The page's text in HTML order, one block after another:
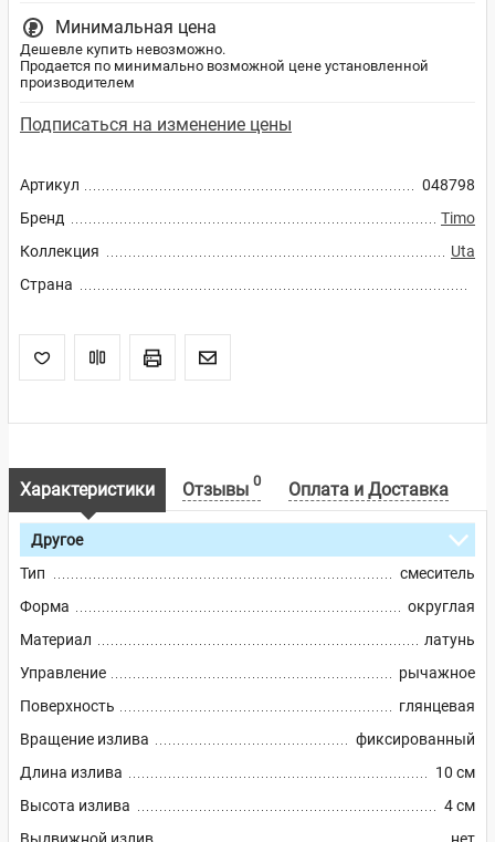
Артикул
048798
Бренд
Timo
Коллекция
Uta
Страна
Минимальная цена
Дешевле купить невозможно.
Продается по минимально возможной цене установленной
производителем
Подписаться на изменение цены
Характеристики Отзывы 0 Оплата и Доставка
Другое
Тип
смеситель
Форма
округлая
Материал
латунь
Управление
рычажное
Поверхность
глянцевая
Вращение излива
фиксированный
Длина излива
10 см
Высота излива
4 см